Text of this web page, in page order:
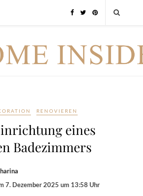
RENOVIEREN
eines
Badezimmers
7. Dezember 2025 um 13:58 Uhr